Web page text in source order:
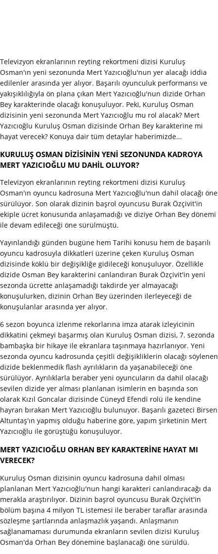
Televizyon ekranlarının reyting rekortmeni dizisi Kuruluş
Osman'ın yeni sezonunda Mert Yazıcıoğlu'nun yer alacağı iddia
edilenler arasında yer alıyor. Başarılı oyunculuk performansı ve
yakışıklılığıyla ön plana çıkan Mert Yazıcıoğlu'nun dizide Orhan
Bey karakterinde olacağı konuşuluyor. Peki, Kuruluş Osman
dizisinin yeni sezonunda Mert Yazıcıoğlu mu rol alacak? Mert
Yazıcıoğlu Kuruluş Osman dizisinde Orhan Bey karakterine mi
hayat verecek? Konuya dair tüm detaylar haberimizde...
KURULUŞ OSMAN DİZİSİNİN YENİ SEZONUNDA KADROYA
MERT YAZICIOĞLU MU DAHİL OLUYOR?
Televizyon ekranlarının reyting rekortmeni dizisi Kuruluş
Osman'ın oyuncu kadrosuna Mert Yazıcıoğlu'nun dahil olacağı öne
sürülüyor. Son olarak dizinin başrol oyuncusu Burak Özçivit'in
ekiple ücret konusunda anlaşamadığı ve diziye Orhan Bey dönemi
ile devam edileceği öne sürülmüştü.
Yayınlandığı günden bugüne hem Tarihi konusu hem de başarılı
oyuncu kadrosuyla dikkatleri üzerine çeken Kuruluş Osman
dizisinde köklü bir değişikliğe gidileceği konuşuluyor. Özellikle
dizide Osman Bey karakterini canlandıran Burak Özçivit'in yeni
sezonda ücrette anlaşamadığı takdirde yer almayacağı
konuşulurken, dizinin Orhan Bey üzerinden ilerleyeceği de
konuşulanlar arasında yer alıyor.
6 sezon boyunca izlenme rekorlarına imza atarak izleyicinin
dikkatini çekmeyi başarmış olan Kuruluş Osman dizisi, 7. sezonda
bambaşka bir hikaye ile ekranlara taşınmaya hazırlanıyor. Yeni
sezonda oyuncu kadrosunda çeşitli değişikliklerin olacağı söylenen
dizide beklenmedik flash ayrılıkların da yaşanabileceği öne
sürülüyor. Ayrılıklarla beraber yeni oyuncuların da dahil olacağı
sevilen dizide yer alması planlanan isimlerin en başında son
olarak Kızıl Goncalar dizisinde Cüneyd Efendi rolü ile kendine
hayran bırakan Mert Yazıcıoğlu bulunuyor. Başarılı gazeteci Birsen
Altuntaş'ın yapmış olduğu haberine göre, yapım şirketinin Mert
Yazıcıoğlu ile görüştüğü konuşuluyor.
MERT YAZICIOĞLU ORHAN BEY KARAKTERİNE HAYAT MI
VERECEK?
Kuruluş Osman dizisinin oyuncu kadrosuna dahil olması
planlanan Mert Yazıcıoğlu'nun hangi karakteri canlandıracağı da
merakla araştırılıyor. Dizinin başrol oyuncusu Burak Özçivit'in
bölüm başına 4 milyon TL istemesi ile beraber taraflar arasında
sözleşme şartlarında anlaşmazlık yaşandı. Anlaşmanın
sağlanamaması durumunda ekranların sevilen dizisi Kuruluş
Osman'da Orhan Bey dönemine başlanacağı öne sürüldü.